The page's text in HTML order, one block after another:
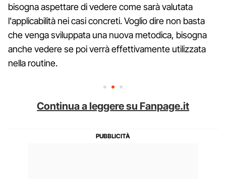
bisogna aspettare di vedere come sarà valutata
l'applicabilità nei casi concreti. Voglio dire non basta
che venga sviluppata una nuova metodica, bisogna
anche vedere se poi verrà effettivamente utilizzata
nella routine.
Continua a leggere su Fanpage.it